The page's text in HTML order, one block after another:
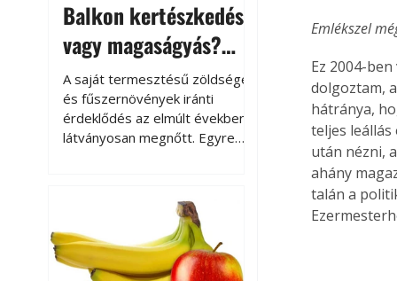
Balkon kertészkedés
vagy magaságyás?
Helytakarékos
kertészkedés
A saját termesztésű zöldségek
és fűszernövények iránti
érdeklődés az elmúlt években
látványosan megnőtt. Egyre
kertészkedés sokak számára
kikapcsolódást és feltöltődést
is jelent.
Emlékszel
Ez 2004-
dolgoztam,
hátránya,
teljes
után nézni,
ahány
talán a